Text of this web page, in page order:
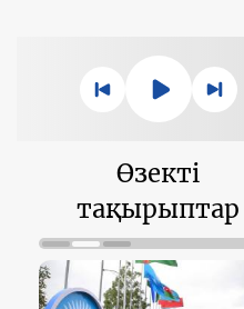
Өзекті
тақырыптар